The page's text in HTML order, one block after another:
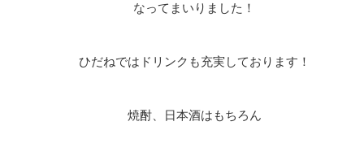
なってまいりました！
ひだねではドリンクも充実しております！
焼酎、日本酒はもちろん